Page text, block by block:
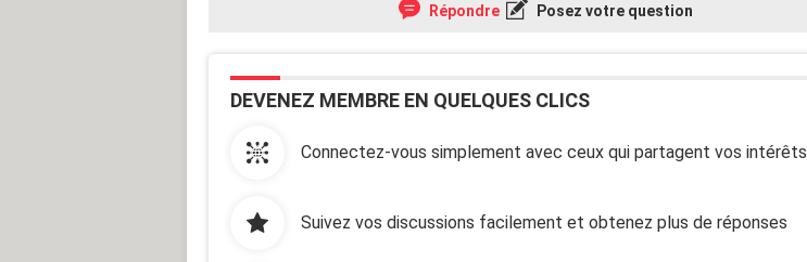
Répondre Posez votre question
DEVENEZ MEMBRE EN QUELQUES CLICS
Connectez-vous simplement avec ceux qui partagent vos intérêts
Suivez vos discussions facilement et obtenez plus de réponses